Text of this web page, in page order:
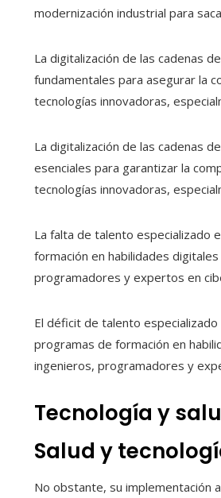
modernización industrial para
La digitalización de las cadenas
fundamentales para asegurar la
tecnologías innovadoras,
La digitalización de las cadenas
esenciales para garantizar la
tecnologías innovadoras,
La falta de talento especializado
formación en habilidades
programadores y expertos en
El déficit de talento
programas de formación en
ingenieros, programadores y
Tecnología y
Salud y
No obstante, su implementación